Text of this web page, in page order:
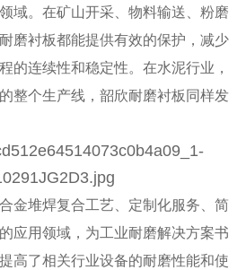
域。在矿山开采、物料输送、粉磨
磨衬板都能提供有效的保护，减少
的连续性和稳定性。在水泥行业，
整个生产线，韶欣耐磨衬板同样发
金堆焊复合工艺、定制化服务、简
应用领域，为工业耐磨解决方案书
高了相关行业设备的耐磨性能和使